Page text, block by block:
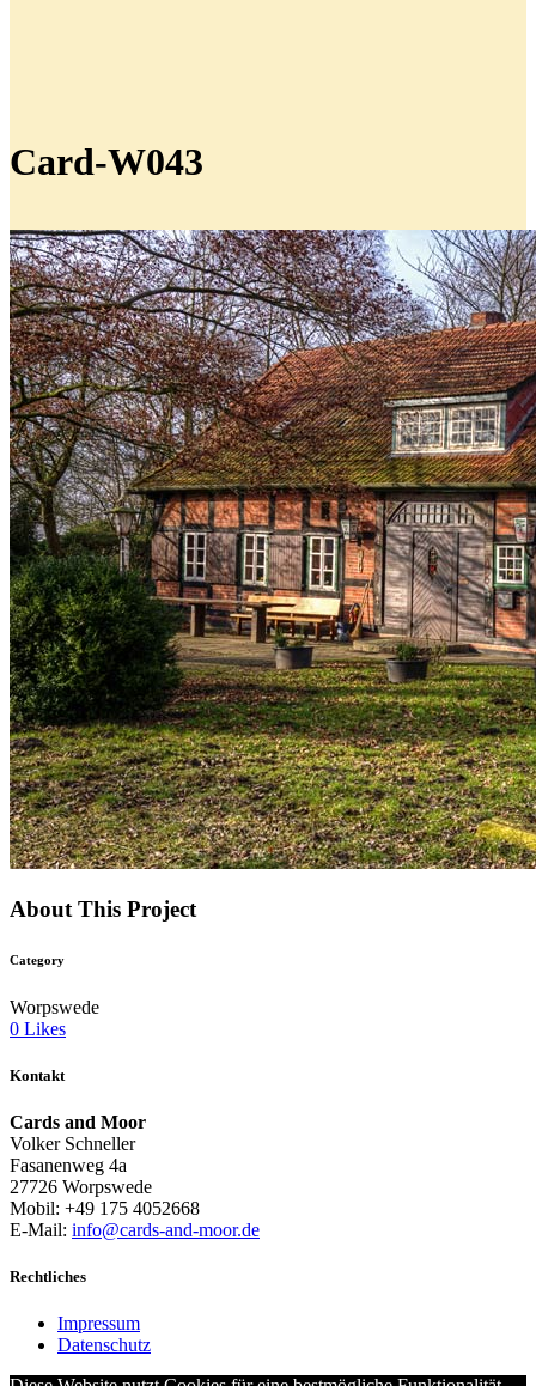
Card-W043
About This Project
Category
Worpswede
0 Likes
Kontakt
Cards and Moor
Volker Schneller
Fasanenweg 4a
27726 Worpswede
Mobil: +49 175 4052668
E-Mail: info@cards-and-moor.de
Rechtliches
Impressum
Datenschutz